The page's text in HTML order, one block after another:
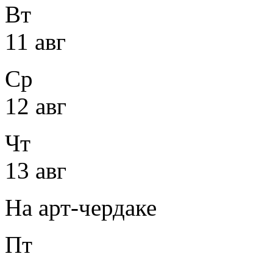
Вт
11 авг
Ср
12 авг
Чт
13 авг
На арт-чердаке
Пт